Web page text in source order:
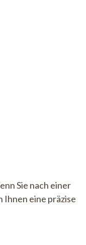
Sie nach einer
Ihnen eine präzise